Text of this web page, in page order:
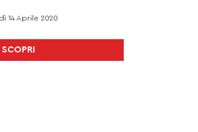
14 Aprile 2020
SCOPRI